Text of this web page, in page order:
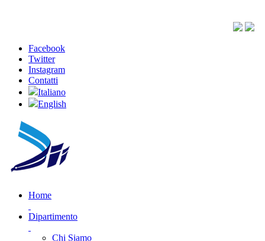
Facebook
Twitter
Instagram
Contatti
Italiano
English
Home
Dipartimento
Chi Siamo